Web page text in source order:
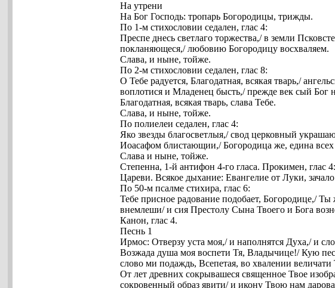
На утрени
На Бог Господь: тропарь Богородицы, трижды.
По 1-м стихословии седален, глас 4:
Преспе днесь светлаго торжества,/ в земли
покланяющеся,/ любовию Богородицу восхваляем.
Слава, и ныне, тойже.
По 2-м стихословии седален, глас 8:
О Тебе радуется, Благодатная, всякая тварь,/
воплотися и Младенец бысть,/ прежде век сый Бог
Благодатная, всякая тварь, слава Тебе.
Слава, и ныне, тойже.
По полиелеи седален, глас 4:
Яко звезды благосветлыя,/ свод церковный
Иоасафом блистающии,/ Богородица же, едина
Слава и ныне, тойже.
Степенна, 1-й антифон 4-го гласа. Прокимен, глас
Цареви. Всякое дыхание: Евангелие от Луки,
По 50-м псалме стихира, глас 6:
Тебе присное радование подобает, Богородице,/
внемлеши/ и сия Престолу Сына Твоего и Бога
Канон, глас 4.
Песнь 1
Ирмос: Отверзу уста моя,/ и наполнятся Духа,/ и
Возжада душа моя воспети Тя, Владычице!/ Кую
слово ми подаждь, Всепетая, во хвалении величати
От лет древних сокрывашеся священное Твое
сокровенный образ явити/ и икону Твою нам